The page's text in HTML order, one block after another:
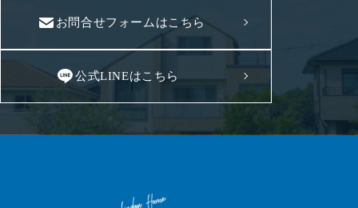
お問合せフォームはこちら
公式LINEはこちら